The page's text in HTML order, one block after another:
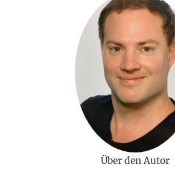
Über den Autor